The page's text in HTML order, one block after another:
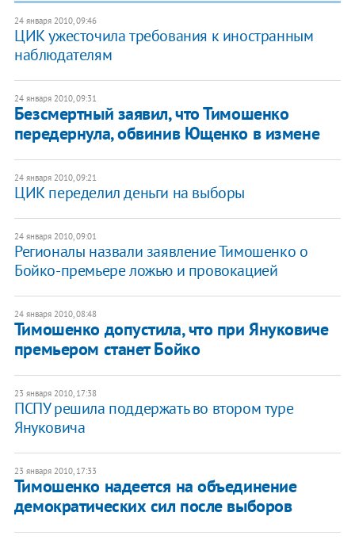
24 января 2010, 09:46
ЦИК ужесточила требования к иностранным
наблюдателям
24 января 2010, 09:31
Безсмертный заявил, что Тимошенко
передернула, обвинив Ющенко в измене
24 января 2010, 09:21
ЦИК переделил деньги на выборы
24 января 2010, 09:01
Регионалы назвали заявление Тимошенко о
Бойко-премьере ложью и провокацией
24 января 2010, 08:48
Тимошенко допустила, что при Януковиче
премьером станет Бойко
23 января 2010, 17:38
ПСПУ решила поддержать во втором туре
Януковича
23 января 2010, 17:33
Тимошенко надеется на объединение
демократических сил после выборов